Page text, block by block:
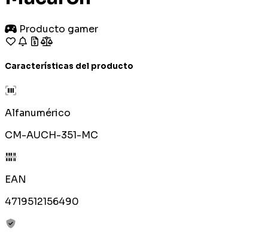
Producto gamer
Características del producto
Alfanumérico
CM-AUCH-351-MC
EAN
4719512156490